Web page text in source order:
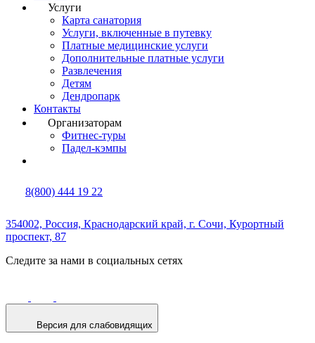
Услуги
Карта санатория
Услуги, включенные в путевку
Платные медицинские услуги
Дополнительные платные услуги
Развлечения
Детям
Дендропарк
Контакты
Организаторам
Фитнес-туры
Падел-кэмпы
8(800) 444 19 22
354002, Россия, Краснодарский край, г. Сочи, Курортный
проспект, 87
Следите за нами в социальных сетях
Версия для слабовидящих